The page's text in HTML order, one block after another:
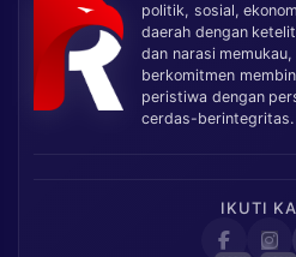
politik, sosial,
daerah dengan
dan narasi
berkomitmen
peristiwa dengan
cerdas-berintegritas.
IKUTI